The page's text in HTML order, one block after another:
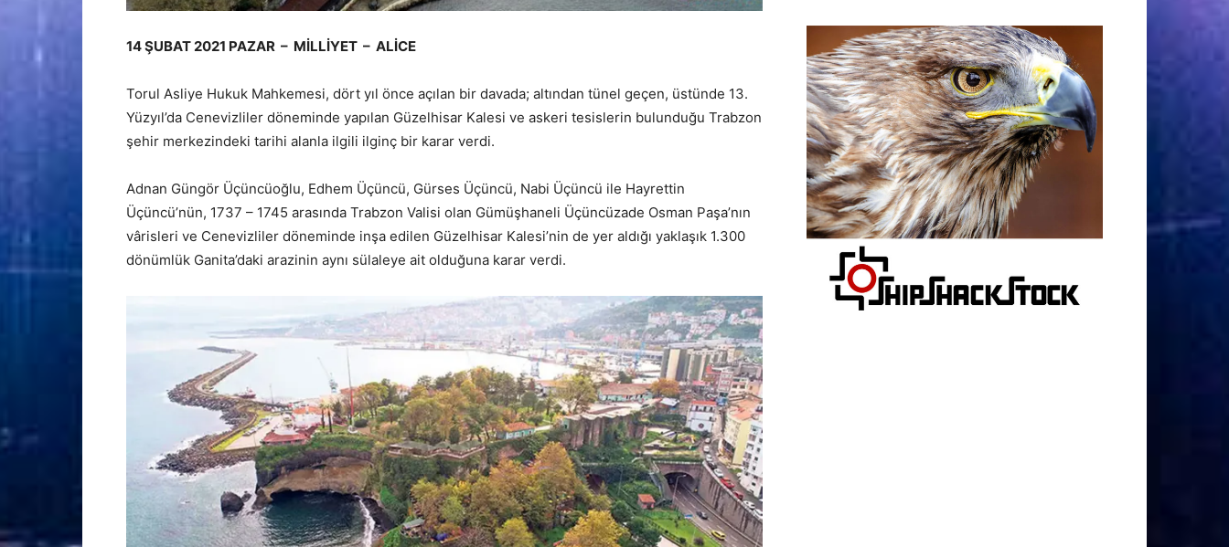
14 ŞUBAT 2021 PAZAR – MİLLİYET – ALİCE
Torul Asliye Hukuk Mahkemesi, dört yıl önce açılan bir davada; altından tünel geçen, üstünde 13.
Yüzyıl’da Cenevizliler döneminde yapılan Güzelhisar Kalesi ve askeri tesislerin bulunduğu Trabzon
şehir merkezindeki tarihi alanla ilgili ilginç bir karar verdi.
Adnan Güngör Üçüncüoğlu, Edhem Üçüncü, Gürses Üçüncü, Nabi Üçüncü ile Hayrettin
Üçüncü’nün, 1737 – 1745 arasında Trabzon Valisi olan Gümüşhaneli Üçüncüzade Osman Paşa’nın
vârisleri ve Cenevizliler döneminde inşa edilen Güzelhisar Kalesi’nin de yer aldığı yaklaşık 1.300
dönümlük Ganita’daki arazinin aynı sülaleye ait olduğuna karar verdi.